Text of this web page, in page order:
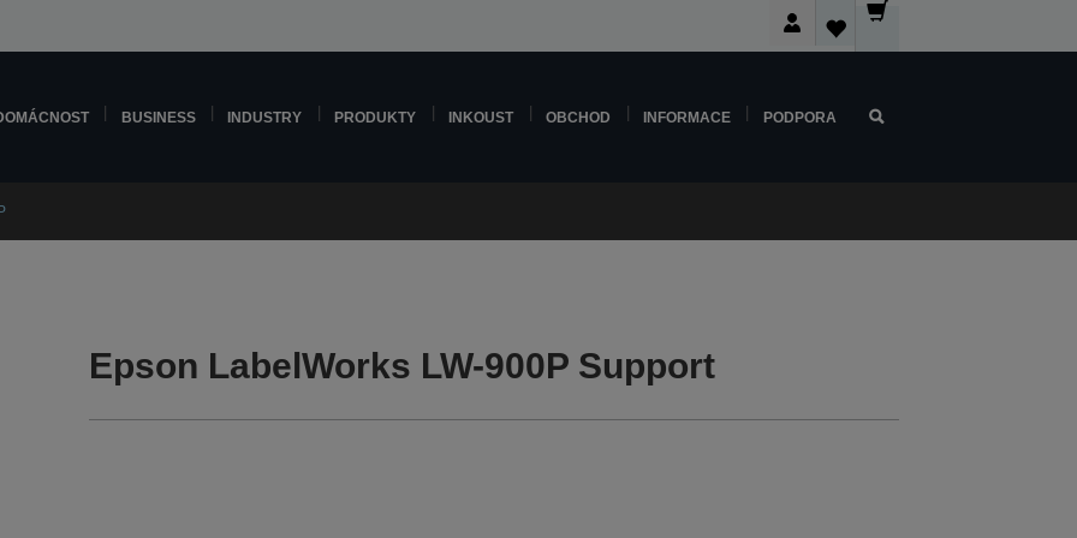
BUSINESS INDUSTRY PRODUKTY INKOUST OBCHOD INFORMACE PODPORA
Epson LabelWorks LW-900P Support